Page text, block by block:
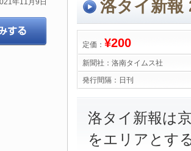
洛タイ新報
定価： ¥200
新聞社： 洛南タイムス社
発行間隔： 日刊
洛タイ新報は
をエリアとす